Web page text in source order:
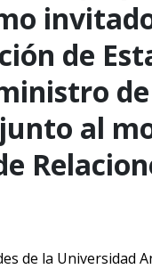
de
al
de la Universidad